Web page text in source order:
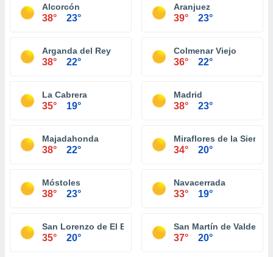
Alcorcón
38° 23°
Aranjuez
39° 23°
Arganda del Rey
38° 22°
Colmenar Viejo
36° 22°
La Cabrera
35° 19°
Madrid
38° 23°
Majadahonda
38° 22°
Miraflores de la Sierra
34° 20°
Móstoles
38° 23°
Navacerrada
33° 19°
San Lorenzo de El Escorial
35° 20°
San Martín de
37° 20°